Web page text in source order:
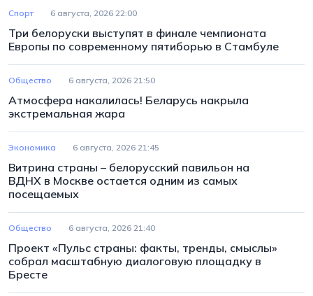
Спорт 6 августа, 2026 22:00
Три белоруски выступят в финале чемпионата
Европы по современному пятиборью в Стамбуле
Общество 6 августа, 2026 21:50
Атмосфера накалилась! Беларусь накрыла
экстремальная жара
Экономика 6 августа, 2026 21:45
Витрина страны – белорусский павильон на
ВДНХ в Москве остается одним из самых
посещаемых
Общество 6 августа, 2026 21:40
Проект «Пульс страны: факты, тренды, смыслы»
собрал масштабную диалоговую площадку в
Бресте